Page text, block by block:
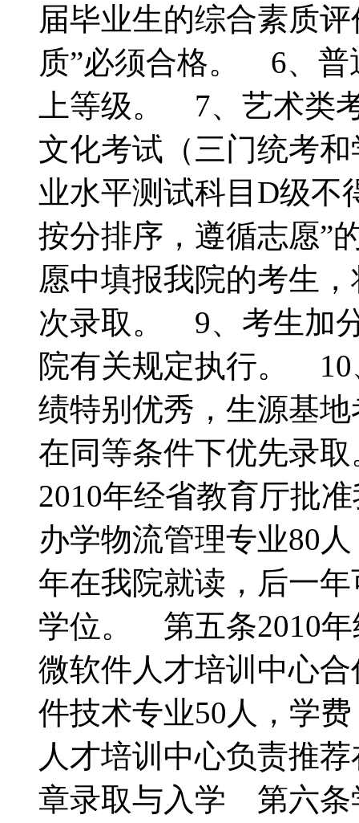
届毕业生的综合素质
质”必须合格。 6、普
上等级。 7、艺术类
文化考试（三门统考
业水平测试科目D级不
按分排序，遵循志愿”
愿中填报我院的考生
次录取。 9、考生加
院有关规定执行。 10
绩特别优秀，生源基
在同等条件下优先录
2010年经省教育厅批
办学物流管理专业80
年在我院就读，后一
学位。 第五条2010年
微软件人才培训中心
件技术专业50人，学
人才培训中心负责推
章录取与入学 第六条